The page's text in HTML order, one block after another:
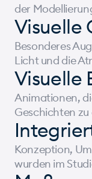
der
Visuelle
Besonderes
Licht und die
Visuelle
Animationen,
Geschichten zu
Konzeption,
wurden im